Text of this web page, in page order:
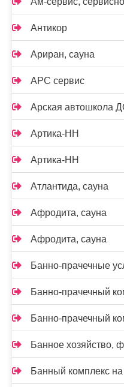
Антикор
Ариран, сауна
АРС сервис
Арская автошкола
Артика-НН
Артика-НН
Атлантида, сауна
Афродита, сауна
Афродита, сауна
Банно-прачечные
Банно-прачечный
Банно-прачечный
Банное хозяйство,
Банный комплекс на